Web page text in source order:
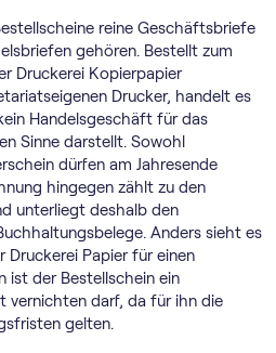
reine Geschäftsbriefe
gehören. Bestellt zum
Druckerei Kopierpapier
Drucker, handelt es
Handelsgeschäft für das
Sinne darstellt. Sowohl
dürfen am Jahresende
hingegen zählt zu den
unterliegt deshalb den
Anders sieht es
Druckerei Papier für einen
ist der Bestellschein ein
vernichten darf, da für ihn die
gelten.